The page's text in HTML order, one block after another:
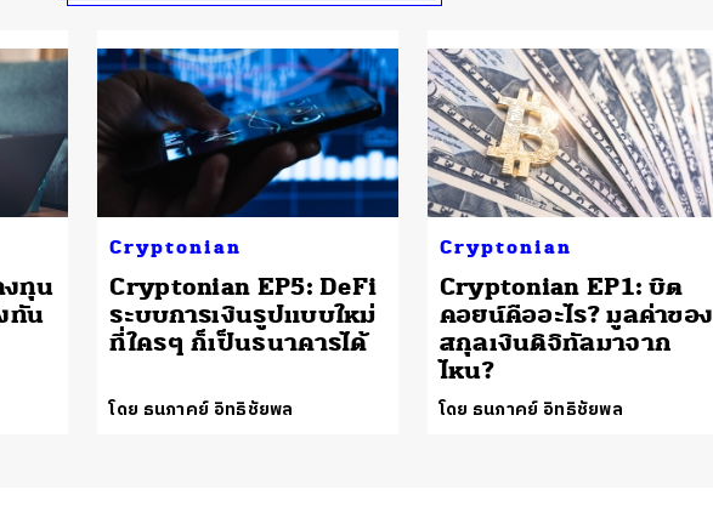
งทุน
ทัน
Cryptonian
Cryptonian EP5: DeFi
ระบบการเงินรูปแบบใหม่
ที่ใครๆ ก็เป็นธนาคารได้
โดย ธนภาคย์ อิทธิชัยพล
Cryptonian
Cryptonian EP1: บิต
คอยน์คืออะไร? มูลค่าของ
สกุลเงินดิจิทัลมาจาก
ไหน?
โดย ธนภาคย์ อิทธิชัยพล